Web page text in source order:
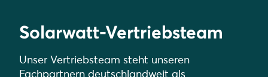
Solarwatt-Vertriebsteam
Unser Vertriebsteam steht unseren
Fachpartnern deutschlandweit als